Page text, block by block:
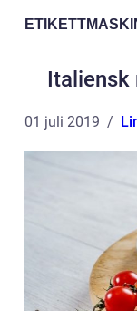
Italiensk
01 juli 2019